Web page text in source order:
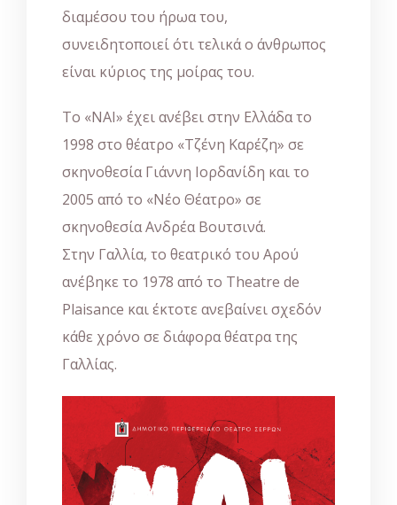
διαμέσου του ήρωα του,
συνειδητοποιεί ότι τελικά ο άνθρωπος
είναι κύριος της μοίρας του.
Το «ΝΑΙ» έχει ανέβει στην Ελλάδα το
1998 στο θέατρο «Τζένη Καρέζη» σε
σκηνοθεσία Γιάννη Ιορδανίδη και το
2005 από το «Νέο Θέατρο» σε
σκηνοθεσία Ανδρέα Βουτσινά.
Στην Γαλλία, το θεατρικό του Αρού
ανέβηκε το 1978 από το Theatre de
Plaisance και έκτοτε ανεβαίνει σχεδόν
κάθε χρόνο σε διάφορα θέατρα της
Γαλλίας.